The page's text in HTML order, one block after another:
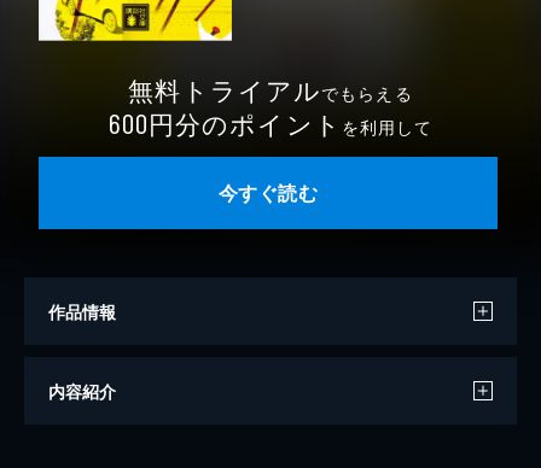
無料トライアルでもらえる
600円分のポイント を利用して
今すぐ読む
作品情報
著者
内容紹介